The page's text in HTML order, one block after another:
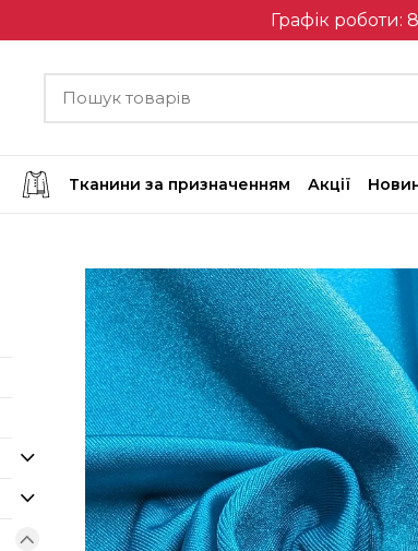
Графік роботи:
Тканини за призначенням Акції